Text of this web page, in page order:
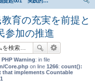
育の充実を前提と
参加の推進
Warning: in file
Core.phpon line 1266: count():
that implements Countable
1